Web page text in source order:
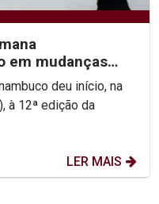
em mudanças
deu início, na
à 12ª edição da
LER MAIS